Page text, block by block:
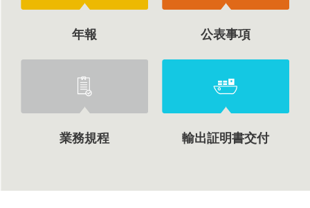
年報 公表事項
業務規程 輸出証明書交付